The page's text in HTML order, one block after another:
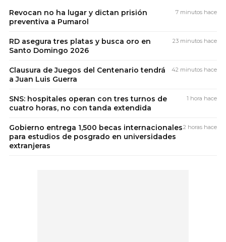
Revocan no ha lugar y dictan prisión
preventiva a Pumarol
7 minutos hace
RD asegura tres platas y busca oro en
Santo Domingo 2026
23 minutos hace
Clausura de Juegos del Centenario tendrá
a Juan Luis Guerra
42 minutos hace
SNS: hospitales operan con tres turnos de
cuatro horas, no con tanda extendida
1 hora hace
Gobierno entrega 1,500 becas internacionales
para estudios de posgrado en universidades
extranjeras
2 horas hace